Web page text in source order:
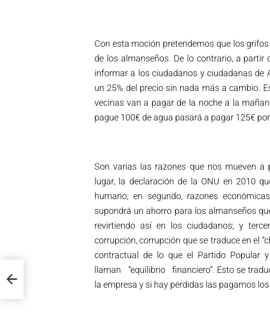
Con esta moción pretendemos que los
de los almanseños. De lo contrario, a partir
informar a los ciudadanos y ciudadanas de
un 25% del precio sin nada más a cambio.
vecinas van a pagar de la noche a la
pague 100€ de agua pasará a pagar 125€
Son varias las razones que nos mueven a
lugar, la declaración de la ONU en 2010
humano; en segundo, razones
supondrá un ahorro para los almanseños
revirtiendo así en los ciudadanos; y
corrupción, corrupción que se traduce en el
contractual de lo que el Partido Popular
llaman “equilibrio financiero”. Esto se
la empresa y si hay pérdidas las pagamos